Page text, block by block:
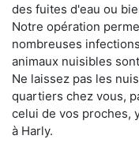
des fuites d'eau ou
Notre opération
nombreuses
animaux nuisibles
Ne laissez pas les
quartiers chez vous,
celui de vos proches,
à Harly.